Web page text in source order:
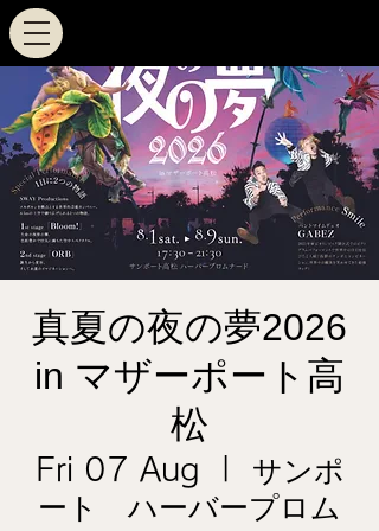
真夏の夜の夢2026
in マザーポート高
松
Fri 07 Aug
サンポ
ート ハーバープロム